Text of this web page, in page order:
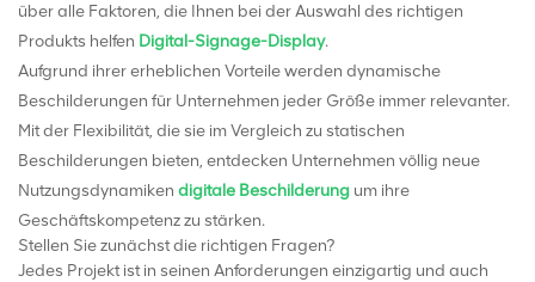
über alle Faktoren, die Ihnen bei der Auswahl des richtigen
Produkts helfen Digital-Signage-Display.
Aufgrund ihrer erheblichen Vorteile werden dynamische
Beschilderungen für Unternehmen jeder Größe immer relevanter.
Mit der Flexibilität, die sie im Vergleich zu statischen
Beschilderungen bieten, entdecken Unternehmen völlig neue
Nutzungsdynamiken digitale Beschilderung um ihre
Geschäftskompetenz zu stärken.
Stellen Sie zunächst die richtigen Fragen?
Jedes Projekt ist in seinen Anforderungen einzigartig und auch